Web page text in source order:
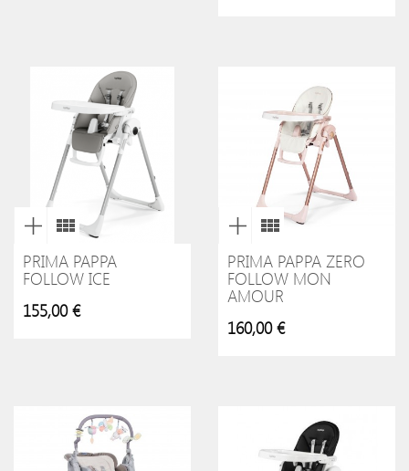
PRIMA PAPPA
FOLLOW ICE
155,00 €
PRIMA PAPPA ZERO
FOLLOW MON
AMOUR
160,00 €